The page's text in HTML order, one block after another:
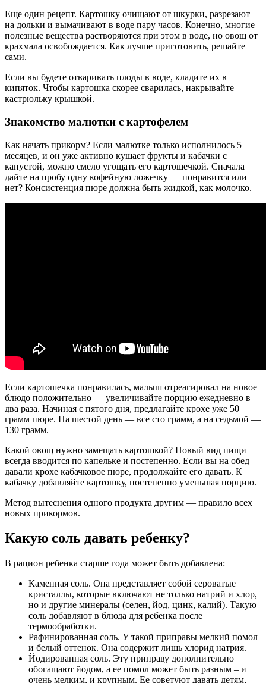
Еще один рецепт. Картошку очищают от шкурки, разрезают
на дольки и вымачивают в воде пару часов. Конечно, многие
полезные вещества растворяются при этом в воде, но овощ от
крахмала освобождается. Как лучше приготовить, решайте
сами.
Если вы будете отваривать плоды в воде, кладите их в
кипяток. Чтобы картошка скорее сварилась, накрывайте
кастрюльку крышкой.
Знакомство малютки с картофелем
Как начать прикорм? Если малютке только исполнилось 5
месяцев, и он уже активно кушает фрукты и кабачки с
капустой, можно смело угощать его картошечкой. Сначала
дайте на пробу одну кофейную ложечку — понравится или
нет? Консистенция пюре должна быть жидкой, как молочко.
Если картошечка понравилась, малыш отреагировал на новое
блюдо положительно — увеличивайте порцию ежедневно в
два раза. Начиная с пятого дня, предлагайте крохе уже 50
грамм пюре. На шестой день — все сто грамм, а на седьмой —
130 грамм.
Какой овощ нужно замещать картошкой? Новый вид пищи
всегда вводится по капельке и постепенно. Если вы на обед
давали крохе кабачковое пюре, продолжайте его давать. К
кабачку добавляйте картошку, постепенно уменьшая порцию.
Метод вытеснения одного продукта другим — правило всех
новых прикормов.
Какую соль давать ребенку?
В рацион ребенка старше года может быть добавлена:
Каменная соль. Она представляет собой сероватые
кристаллы, которые включают не только натрий и хлор,
но и другие минералы (селен, йод, цинк, калий). Такую
соль добавляют в блюда для ребенка после
термообработки.
Рафинированная соль. У такой приправы мелкий помол
и белый оттенок. Она содержит лишь хлорид натрия.
Йодированная соль. Эту приправу дополнительно
обогащают йодом, а ее помол может быть разным – и
очень мелким, и крупным. Ее советуют давать детям,